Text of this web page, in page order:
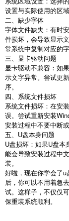
设置与实际使用的区
二、缺少字体
字体文件缺失：有时
件损坏，会导致显示
常系统中复制对应的
三、显卡驱动问题
显卡驱动不兼容：如
示文字异常。尝试更
序。
四、系统文件损坏
系统文件损坏：在安
误。尝试重新安装
安装过程中不要中断或
五、 U盘本身问题
U盘损坏：如果U盘本
能会导致安装过程中
装。
好啦，现在你学会了u
后，你可以不用着急
试。这样子，不仅仅
保重装系统顺利。